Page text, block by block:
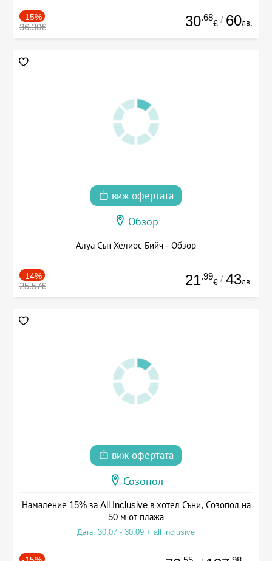
-15%
36.30€ 30.68
€ / 60лв.
виж офертата
Обзор
Алуа Сън Хелиос Бийч - Обзор
-14%
25.57€ 21.99
€ / 43лв.
виж офертата
Созопол
Намаление 15% за All Inclusive в хотел Съни, Созопол на
50 м от плажа
Дата: 30.07 - 30.09 + all inclusive